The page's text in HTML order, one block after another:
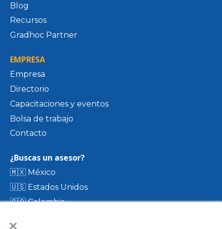
×
Blog
Recursos
Gradhoc Partner
EMPRESA
Empresa
Directorio
Capacitaciones y eventos
Bolsa de trabajo
Contacto
¿Buscas un asesor?
🇲🇽 México
🇺🇸 Estados Unidos
🇨🇴 Colombia